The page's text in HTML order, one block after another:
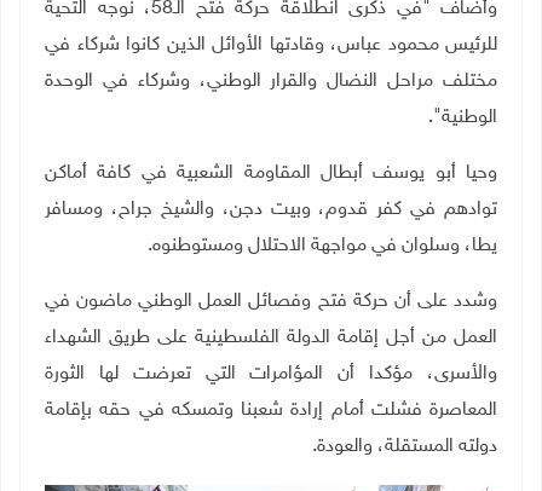
وأضاف "في ذكرى انطلاقة حركة فتح الـ58، نوجه التحية
للرئيس محمود عباس، وقادتها الأوائل الذين كانوا شركاء في
مختلف مراحل النضال والقرار الوطني، وشركاء في الوحدة
الوطنية".
وحيا أبو يوسف أبطال المقاومة الشعبية في كافة أماكن
توادهم في كفر قدوم، وبيت دجن، والشيخ جراح، ومسافر
يطا، وسلوان في مواجهة الاحتلال ومستوطنوه.
وشدد على أن حركة فتح وفصائل العمل الوطني ماضون في
العمل من أجل إقامة الدولة الفلسطينية على طريق الشهداء
والأسرى، مؤكدا أن المؤامرات التي تعرضت لها الثورة
المعاصرة فشلت أمام إرادة شعبنا وتمسكه في حقه بإقامة
دولته المستقلة، والعودة.